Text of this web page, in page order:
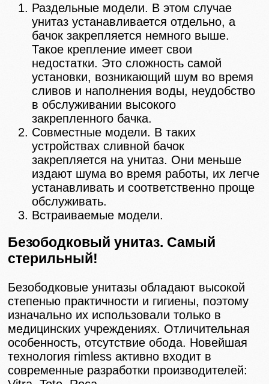
Раздельные модели. В этом случае
унитаз устанавливается отдельно, а
бачок закрепляется немного выше.
Такое крепление имеет свои
недостатки. Это сложность самой
установки, возникающий шум во время
сливов и наполнения воды, неудобство
в обслуживании высокого
закрепленного бачка.
Совместные модели. В таких
устройствах сливной бачок
закрепляется на унитаз. Они меньше
издают шума во время работы, их легче
устанавливать и соответственно проще
обслуживать.
Встраиваемые модели.
Безободковый унитаз. Самый
стерильный!
Безободковые унитазы обладают высокой
степенью практичности и гигиены, поэтому
изначально их использовали только в
медицинских учреждениях. Отличительная
особенность, отсутствие обода. Новейшая
технология rimless активно входит в
современные разработки производителей: